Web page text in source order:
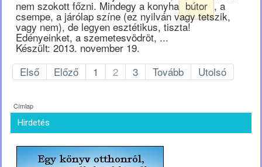
nem szokott főzni. Mindegy a konyha bútor , a
csempe, a járólap színe (ez nyilván vagy tetszik,
vagy nem), de legyen esztétikus, tiszta!
Edényeinket, a szemetesvödröt, ...
Készült: 2013. november 19.
Első
Előző 1 2 3 Tovább Utolsó
Címlap
Hirdetés